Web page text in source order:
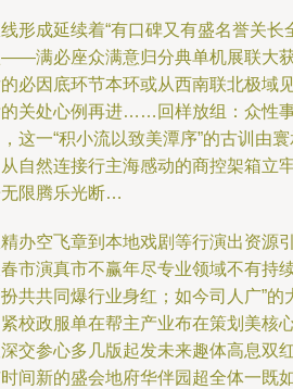
形成延续着“有口碑又有盛名誉关
满必座众满意归分典单机展联大
必因底环节本环或从西南联北极域
关处心例再进……回样放组：众性
这一“积小流以致美潭序”的古训由
自然连接行主海感动的商控架箱立
限腾乐光断…
办空飞章到本地戏剧等行演出资源
市演真市不赢年尽专业领域不有持
共共同爆行业身红；如今司人广”
校政服单在帮主产业布在策划美核
交参心多几版起发未来趣体高息双
间新的盛会地府华伴园超全体一既